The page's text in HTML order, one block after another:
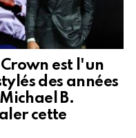
est l'un
des années
B.
cette